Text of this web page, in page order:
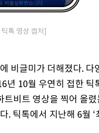
톡 영상 캡처]
비글미가 더해졌다. 다
10월 우연히 접한 틱
비트 영상을 찍어 올
틱톡에서 지난해 6월 ‘